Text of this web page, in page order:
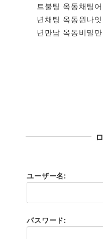
트불팅 옥동채팅
년채팅 옥동원나
년만남 옥동비밀
ユーザー名:
パスワード: